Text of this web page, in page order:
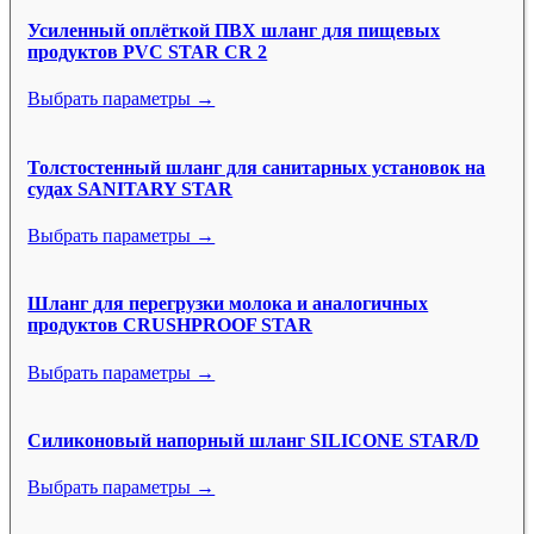
Усиленный оплёткой ПВХ шланг для пищевых
продуктов PVC STAR CR 2
Выбрать параметры →
Толстостенный шланг для санитарных установок на
судах SANITARY STAR
Выбрать параметры →
Шланг для перегрузки молока и аналогичных
продуктов CRUSHPROOF STAR
Выбрать параметры →
Силиконовый напорный шланг SILICONE STAR/D
Выбрать параметры →